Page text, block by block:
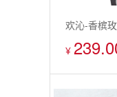
欢沁-香槟
¥